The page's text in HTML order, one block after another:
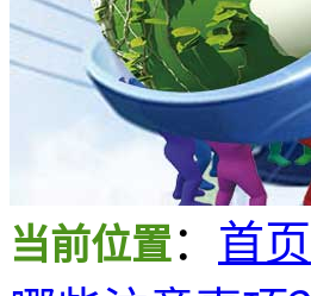
当前位置： 首页